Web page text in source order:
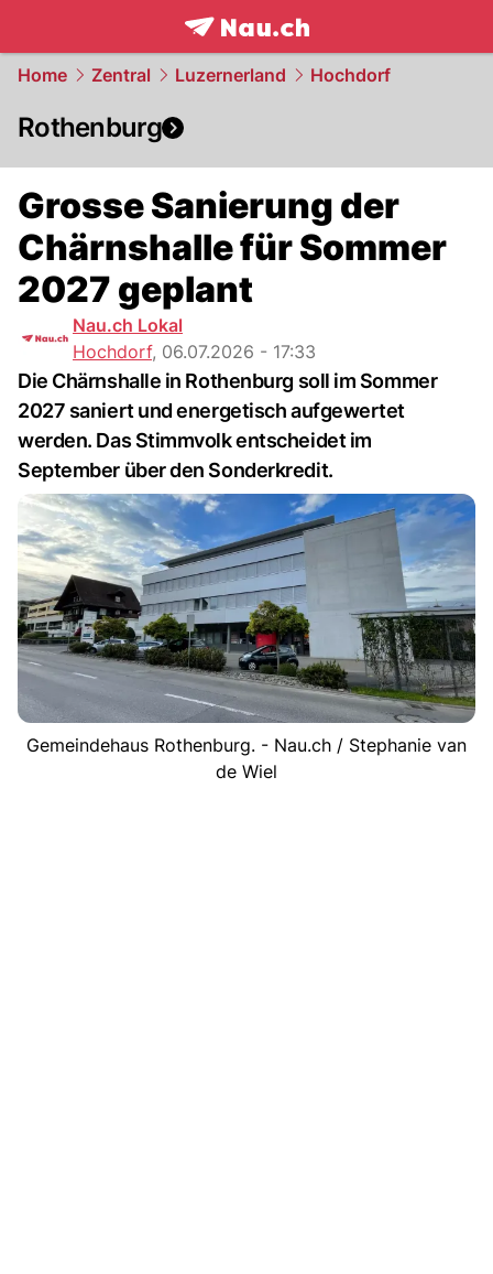
frontpage.NAU.ch
Home Zentral Luzernerland Hochdorf
Rothenburg
Grosse Sanierung der
Chärnshalle für Sommer
2027 geplant
Nau.ch Lokal
Hochdorf, 06.07.2026 - 17:33
Die Chärnshalle in Rothenburg soll im Sommer
2027 saniert und energetisch aufgewertet
werden. Das Stimmvolk entscheidet im
September über den Sonderkredit.
Gemeindehaus Rothenburg. - Nau.ch / Stephanie van
de Wiel